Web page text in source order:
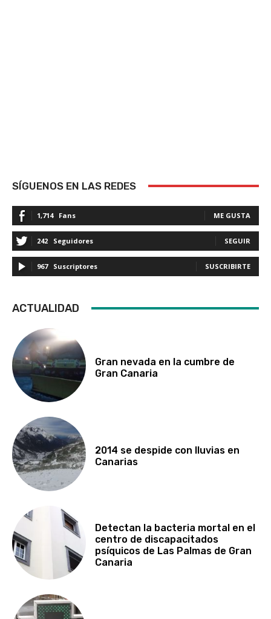
SÍGUENOS EN LAS REDES
1,714 Fans ME GUSTA
242 Seguidores SEGUIR
967 Suscriptores SUSCRIBIRTE
ACTUALIDAD
Gran nevada en la cumbre de
Gran Canaria
2014 se despide con lluvias en
Canarias
Detectan la bacteria mortal en el
centro de discapacitados
psíquicos de Las Palmas de Gran
Canaria